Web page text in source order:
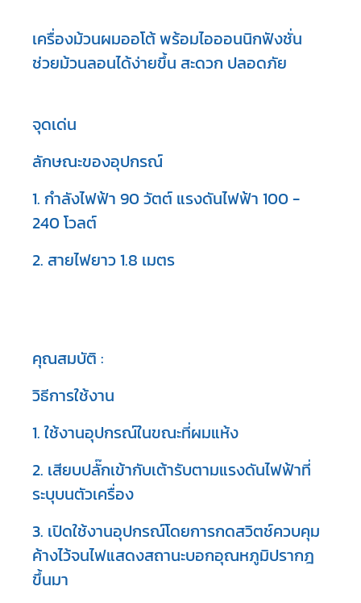
เครื่องม้วนผมออโต้ พร้อมไอออนนิกฟังชั่น
ช่วยม้วนลอนได้ง่ายขึ้น สะดวก ปลอดภัย
จุดเด่น
ลักษณะของอุปกรณ์
1. กำลังไฟฟ้า 90 วัตต์ แรงดันไฟฟ้า 100 -
240 โวลต์
2. สายไฟยาว 1.8 เมตร
คุณสมบัติ :
วิธีการใช้งาน
1. ใช้งานอุปกรณ์ในขณะที่ผมแห้ง
2. เสียบปลั๊กเข้ากับเต้ารับตามแรงดันไฟฟ้าที่
ระบุบนตัวเครื่อง
3. เปิดใช้งานอุปกรณ์โดยการกดสวิตช์ควบคุม
ค้างไว้จนไฟแสดงสถานะบอกอุณหภูมิปรากฎ
ขึ้นมา